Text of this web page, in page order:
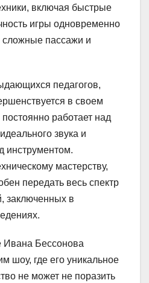
включая быстрые
игры одновременно
сложные пассажи и
педагогов,
в своем
работает над
звука и
инструментом.
мастерству,
передать весь спектр
заключенных в
Ивана Бессонова
шоу, где его уникальное
не может не поразить